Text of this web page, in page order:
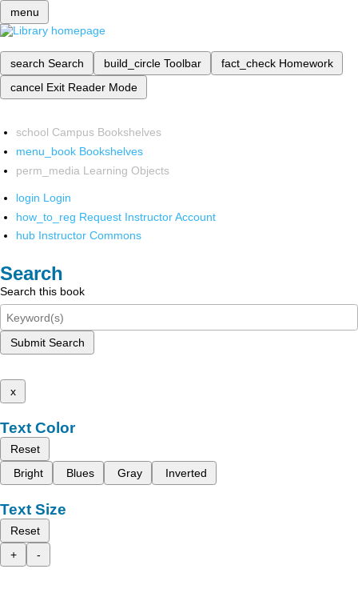
menu
search Search build_circle Toolbar fact_check Homework
cancel Exit Reader Mode
school Campus Bookshelves
menu_book Bookshelves
perm_media Learning Objects
login Login
how_to_reg Request Instructor Account
hub Instructor Commons
Search
Search this book
Submit Search
x
Text Color
Reset
Bright
Blues Gray Inverted
Text Size
Reset
+
-